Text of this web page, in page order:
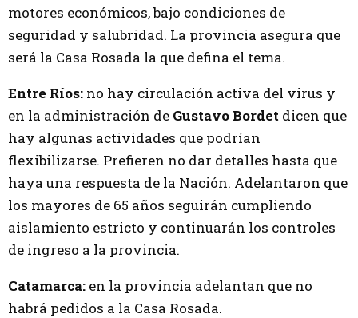
motores económicos, bajo condiciones de
seguridad y salubridad. La provincia asegura que
será la Casa Rosada la que defina el tema.
Entre Ríos: no hay circulación activa del virus y
en la administración de Gustavo Bordet dicen que
hay algunas actividades que podrían
flexibilizarse. Prefieren no dar detalles hasta que
haya una respuesta de la Nación. Adelantaron que
los mayores de 65 años seguirán cumpliendo
aislamiento estricto y continuarán los controles
de ingreso a la provincia.
Catamarca: en la provincia adelantan que no
habrá pedidos a la Casa Rosada.